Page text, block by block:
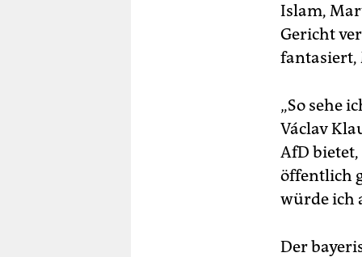
Islam,
Gericht
fantasiert,
„So sehe
Václav
AfD
öffentlich
würde ich
Der